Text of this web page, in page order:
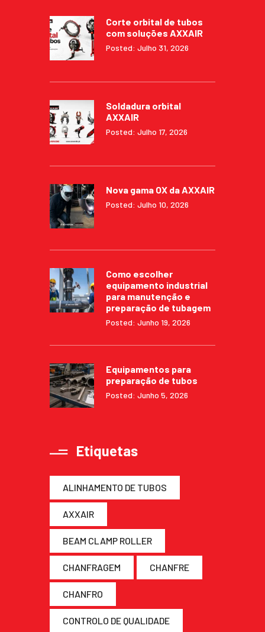
Corte orbital de tubos
com soluções AXXAIR
Posted: Julho 31, 2026
Soldadura orbital
AXXAIR
Posted: Julho 17, 2026
Nova gama OX da AXXAIR
Posted: Julho 10, 2026
Como escolher
equipamento industrial
para manutenção e
preparação de tubagem
Posted: Junho 19, 2026
Equipamentos para
preparação de tubos
Posted: Junho 5, 2026
Etiquetas
ALINHAMENTO DE TUBOS
AXXAIR
BEAM CLAMP ROLLER
CHANFRAGEM CHANFRE
CHANFRO
CONTROLO DE QUALIDADE